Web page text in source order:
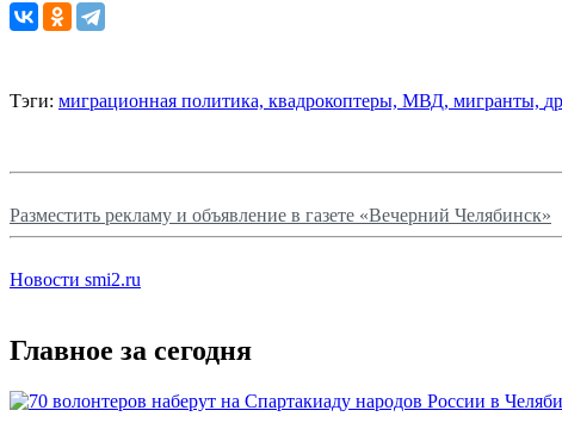
Тэги: миграционная политика, квадрокоптеры, МВД, мигранты,
Разместить рекламу и объявление в газете «Вечерний Челябинск»
Новости smi2.ru
Главное за сегодня